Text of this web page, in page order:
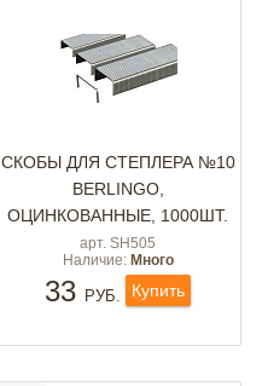
СКОБЫ ДЛЯ СТЕПЛЕРА №10
BERLINGO,
ОЦИНКОВАННЫЕ, 1000ШТ.
арт. SH505
Наличие: Много
33 РУБ. Купить